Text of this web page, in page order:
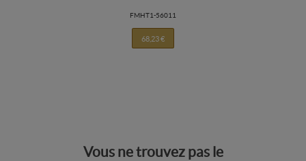
FMHT1-56011
68,23 €
Vous ne trouvez pas le